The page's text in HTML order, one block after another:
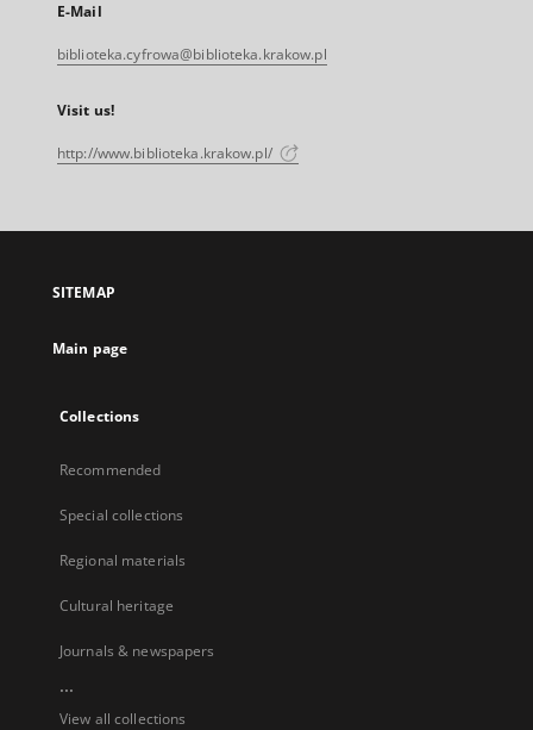
E-Mail
biblioteka.cyfrowa@biblioteka.krakow.pl
Visit us!
http://www.biblioteka.krakow.pl/
SITEMAP
Main page
Collections
Recommended
Special collections
Regional materials
Cultural heritage
Journals & newspapers
...
View all collections